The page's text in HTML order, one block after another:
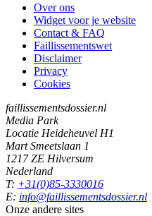
Over ons
Widget voor je website
Contact & FAQ
Faillissementswet
Disclaimer
Privacy
Cookies
faillissementsdossier.nl
Media Park
Locatie Heideheuvel H1
Mart Smeetslaan 1
1217 ZE Hilversum
Nederland
T: +31(0)85-3330016
E: info@faillissementsdossier.nl
Onze andere sites